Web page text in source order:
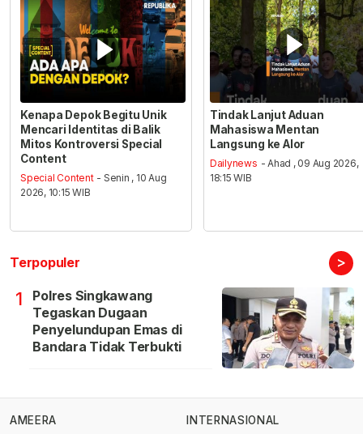
Kenapa Depok Begitu Unik
Mencari Identitas di Balik
Mitos Kontroversi Special
Content
Special Content - Senin , 10 Aug
2026, 10:15 WIB
Tindak Lanjut Aduan
Mahasiswa Mentan
Langsung ke Alor
Dailynews - Ahad , 09 Aug 2026,
18:15 WIB
Terpopuler >
1
Polres Singkawang
Tegaskan Dugaan
Penyelundupan Emas di
Bandara Tidak Terbukti
AMEERA
INTERNASIONAL